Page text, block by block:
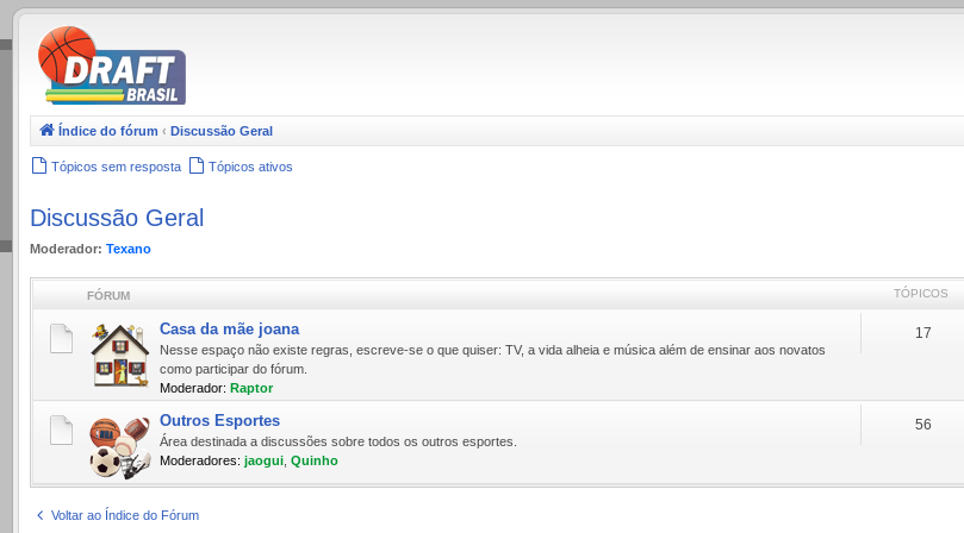
.
Índice do fórum ‹ Discussão Geral
Tópicos sem resposta Tópicos ativos
Discussão Geral
Moderador: Texano
FÓRUM TÓPICOS
Casa da mãe joana
Nesse espaço não existe regras, escreve-se o que quiser: TV, a vida alheia e música além de ensinar aos novatos
como participar do fórum.
Moderador: Raptor
17
Outros Esportes
Área destinada a discussões sobre todos os outros esportes.
Moderadores: jaogui Quinho
56
Voltar ao Índice do Fórum